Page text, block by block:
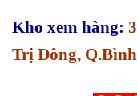
Kho xem hàng:
Trị Đông,